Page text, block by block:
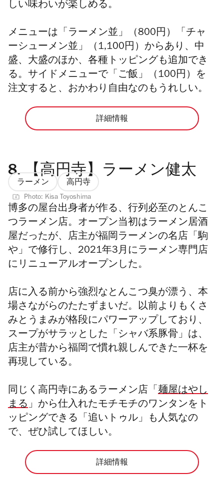
しい味わいが楽しめる。
メニューは「ラーメン並」（800円）「チャ
ーシューメン並」（1,100円）からあり、中
盛、大盛のほか、各種トッピングも追加でき
る。サイドメニューで「ご飯」（100円）を
注文すると、おかわり自由なのもうれしい。
詳細情報
8. 【高円寺】ラーメン健太
ラーメン 高円寺
Photo: Kisa Toyoshima
博多の屋台出身者が作る、行列必至のとんこ
つラーメン店。オープン当初はラーメン居酒
屋だったが、店主が福岡ラーメンの名店「駒
や」で修行し、2021年3月にラーメン専門店
にリニューアルオープンした。
店に入る前から強烈なとんこつ臭が漂う、本
場さながらのたたずまいだ。以前よりもくさ
みとうまみが格段にパワーアップしており、
スープがサラッとした「シャバ系豚骨」は、
店主が昔から福岡で慣れ親しんできた一杯を
再現している。
同じく高円寺にあるラーメン店「 麺屋はやし
まる」から仕入れたモチモチのワンタンをト
ッピングできる「追いトゥル」も人気なの
で、ぜひ試してほしい。
詳細情報